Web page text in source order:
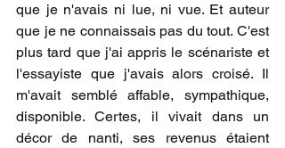
que je n'avais ni lue, ni vue. Et auteur
que je ne connaissais pas du tout. C'est
plus tard que j'ai appris le scénariste et
l'essayiste que j'avais alors croisé. Il
m'avait semblé affable, sympathique,
disponible. Certes, il vivait dans un
décor de nanti, ses revenus étaient